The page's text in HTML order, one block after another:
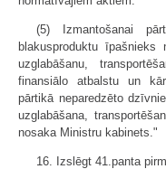
(5) Izmantošanai
blakusproduktu īpašnieks
uzglabāšanu,
finansiālo atbalstu un
pārtikā neparedzēto
uzglabāšana,
nosaka Ministru kabinets."
16. Izslēgt 41.panta